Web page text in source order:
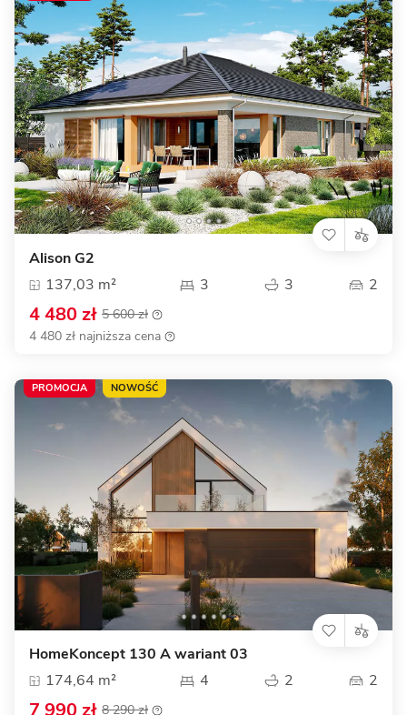
Alison G2
137,03 m²
3 3 2
4 480 zł 5 600 zł
4 480 zł najniższa cena
HomeKoncept 130 A wariant 03
174,64 m²
4 2 2
8 290 zł
PROMOCJA NOWOŚĆ